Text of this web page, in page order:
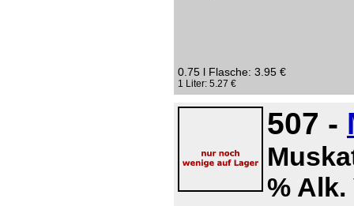
0.75 l Flasche: 3.95 €
1 Liter: 5.27 €
507 -
% Alk.